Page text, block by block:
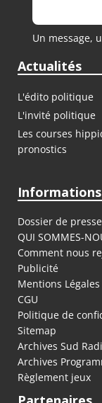
Un message,
Actualités
L'édito politique
L'invité politique
Les courses
pronostics
Informations
Dossier de presse
QUI SOMMES-
Comment nous
Publicité
Mentions Légales
CGU
Politique de
Sitemap
Archives Sud
Archives
Règlement jeux